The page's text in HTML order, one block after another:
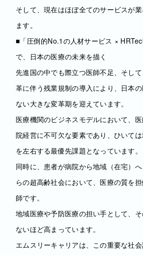
そして、現在はほぼ全てのサービスが
ます。
■「圧倒的No.1の人材サービス ×
で、日本の医療の未来を描く
先進国の中でも際立つ医師不足、そし
革に伴う残業規制の導入により、日本
ない大きな変革期を迎えています。
医療機関のビジネスモデルにおいて、
院経営に不可欠な要素であり、ひいて
を左右する最優先課題となっています。
同時に、患者が病院から地域（在宅）
らの超高齢社会において、医療の質を
師です。
地域医療や予防医療の担い手として、
ないほど高まっています。
エムスリーキャリアは、この重要な社